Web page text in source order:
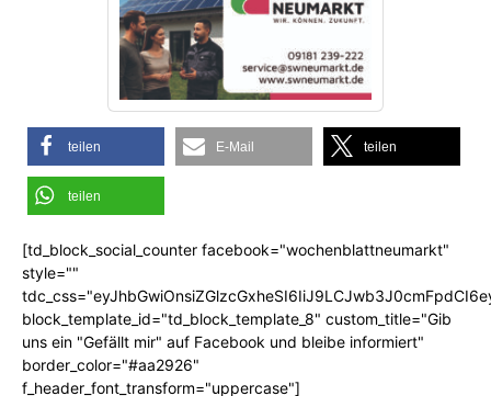
teilen E-Mail teilen
teilen
[td_block_social_counter facebook="wochenblattneumarkt"
style=""
block_template_id="td_block_template_8" custom_title="Gib
uns ein "Gefällt mir" auf Facebook und bleibe informiert"
border_color="#aa2926"
f_header_font_transform="uppercase"]